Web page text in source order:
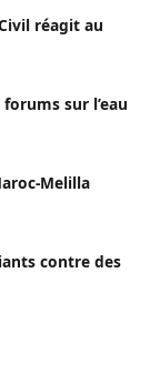
réagit au
sur l’eau
Melilla
contre des